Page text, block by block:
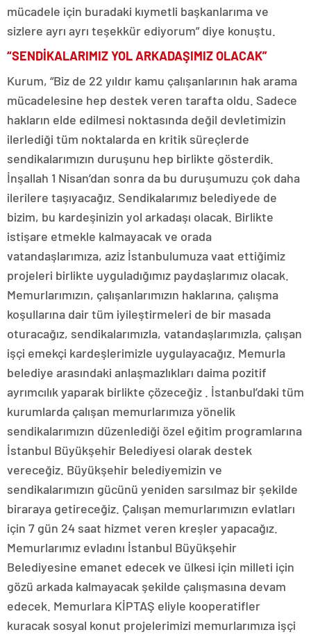
mücadele için buradaki kıymetli başkanlarıma ve
sizlere ayrı ayrı teşekkür ediyorum” diye konuştu.
“SENDİKALARIMIZ YOL ARKADAŞIMIZ OLACAK”
Kurum, “Biz de 22 yıldır kamu çalışanlarının hak arama
mücadelesine hep destek veren tarafta oldu. Sadece
hakların elde edilmesi noktasında değil devletimizin
ilerlediği tüm noktalarda en kritik süreçlerde
sendikalarımızın duruşunu hep birlikte gösterdik.
İnşallah 1 Nisan’dan sonra da bu duruşumuzu çok daha
ilerilere taşıyacağız. Sendikalarımız belediyede de
bizim, bu kardeşinizin yol arkadaşı olacak. Birlikte
istişare etmekle kalmayacak ve orada
vatandaşlarımıza, aziz İstanbulumuza vaat ettiğimiz
projeleri birlikte uyguladığımız paydaşlarımız olacak.
Memurlarımızın, çalışanlarımızın haklarına, çalışma
koşullarına dair tüm iyileştirmeleri de bir masada
oturacağız, sendikalarımızla, vatandaşlarımızla, çalışan
işçi emekçi kardeşlerimizle uygulayacağız. Memurla
belediye arasındaki anlaşmazlıkları daima pozitif
ayrımcılık yaparak birlikte çözeceğiz . İstanbul’daki tüm
kurumlarda çalışan memurlarımıza yönelik
sendikalarımızın düzenlediği özel eğitim programlarına
İstanbul Büyükşehir Belediyesi olarak destek
vereceğiz. Büyükşehir belediyemizin ve
sendikalarımızın gücünü yeniden sarsılmaz bir şekilde
biraraya getireceğiz. Çalışan memurlarımızın evlatları
için 7 gün 24 saat hizmet veren kreşler yapacağız.
Memurlarımız evladını İstanbul Büyükşehir
Belediyesine emanet edecek ve ülkesi için milleti için
gözü arkada kalmayacak şekilde çalışmasına devam
edecek. Memurlara KİPTAŞ eliyle kooperatifler
kuracak sosyal konut projelerimizi memurlarımıza işçi